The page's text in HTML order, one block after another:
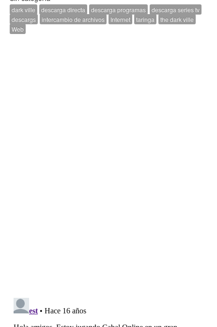
dark ville descarga directa descarga programas
descarga series tv
descargs
intercambio de archivos Internet taringa
the dark ville
Web